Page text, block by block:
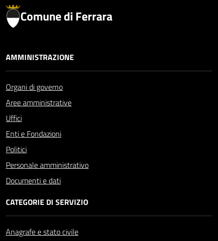
Comune di Ferrara
AMMINISTRAZIONE
Organi di governo
Aree amministrative
Uffici
Enti e Fondazioni
Politici
Personale amministrativo
Documenti e dati
CATEGORIE DI SERVIZIO
Anagrafe e stato civile